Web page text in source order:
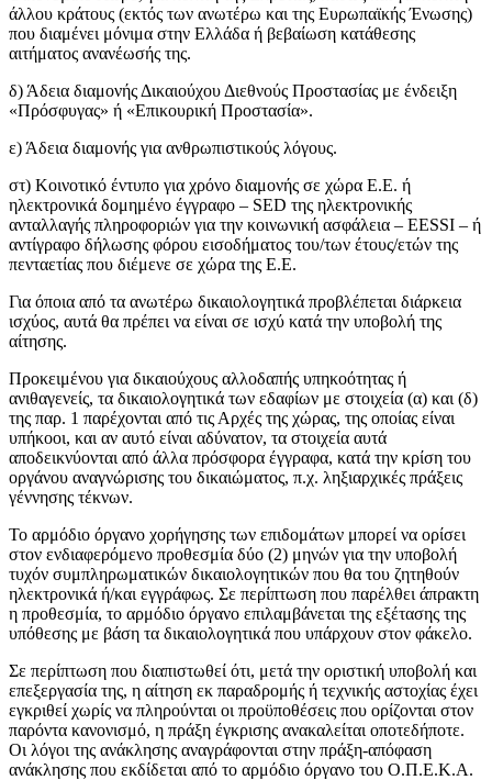
άλλου κράτους (εκτός των ανωτέρω και της Ευρωπαϊκής Ένωσης)
που διαμένει μόνιμα στην Ελλάδα ή βεβαίωση κατάθεσης
αιτήματος ανανέωσής της.
δ) Άδεια διαμονής Δικαιούχου Διεθνούς Προστασίας με ένδειξη
«Πρόσφυγας» ή «Επικουρική Προστασία».
ε) Άδεια διαμονής για ανθρωπιστικούς λόγους.
στ) Κοινοτικό έντυπο για χρόνο διαμονής σε χώρα Ε.Ε. ή
ηλεκτρονικά δομημένο έγγραφο – SED της ηλεκτρονικής
ανταλλαγής πληροφοριών για την κοινωνική ασφάλεια – EESSI – ή
αντίγραφο δήλωσης φόρου εισοδήματος του/των έτους/ετών της
πενταετίας που διέμενε σε χώρα της Ε.Ε.
Για όποια από τα ανωτέρω δικαιολογητικά προβλέπεται διάρκεια
ισχύος, αυτά θα πρέπει να είναι σε ισχύ κατά την υποβολή της
αίτησης.
Προκειμένου για δικαιούχους αλλοδαπής υπηκοότητας ή
ανιθαγενείς, τα δικαιολογητικά των εδαφίων με στοιχεία (α) και (δ)
της παρ. 1 παρέχονται από τις Αρχές της χώρας, της οποίας είναι
υπήκοοι, και αν αυτό είναι αδύνατον, τα στοιχεία αυτά
αποδεικνύονται από άλλα πρόσφορα έγγραφα, κατά την κρίση του
οργάνου αναγνώρισης του δικαιώματος, π.χ. ληξιαρχικές πράξεις
γέννησης τέκνων.
Το αρμόδιο όργανο χορήγησης των επιδομάτων μπορεί να ορίσει
στον ενδιαφερόμενο προθεσμία δύο (2) μηνών για την υποβολή
τυχόν συμπληρωματικών δικαιολογητικών που θα του ζητηθούν
ηλεκτρονικά ή/και εγγράφως. Σε περίπτωση που παρέλθει άπρακτη
η προθεσμία, το αρμόδιο όργανο επιλαμβάνεται της εξέτασης της
υπόθεσης με βάση τα δικαιολογητικά που υπάρχουν στον φάκελο.
Σε περίπτωση που διαπιστωθεί ότι, μετά την οριστική υποβολή και
επεξεργασία της, η αίτηση εκ παραδρομής ή τεχνικής αστοχίας έχει
εγκριθεί χωρίς να πληρούνται οι προϋποθέσεις που ορίζονται στον
παρόντα κανονισμό, η πράξη έγκρισης ανακαλείται οποτεδήποτε.
Οι λόγοι της ανάκλησης αναγράφονται στην πράξη-απόφαση
ανάκλησης που εκδίδεται από το αρμόδιο όργανο του Ο.Π.Ε.Κ.Α.